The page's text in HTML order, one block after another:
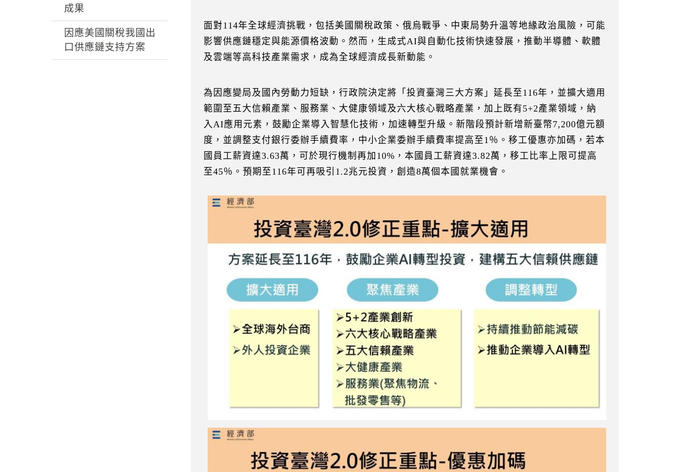
成果
因應美國關稅我國出
口供應鏈支持方案
面對114年全球經濟挑戰，包括美國關稅政策、俄烏戰爭、中東局勢升溫等地緣政治風險，可能
影響供應鏈穩定與能源價格波動。然而，生成式AI與自動化技術快速發展，推動半導體、軟體
及雲端等高科技產業需求，成為全球經濟成長新動能。
為因應變局及國內勞動力短缺，行政院決定將「投資臺灣三大方案」延長至116年，並擴大適用
範圍至五大信賴產業、服務業、大健康領域及六大核心戰略產業，加上既有5+2產業領域，納
入AI應用元素，鼓勵企業導入智慧化技術，加速轉型升級。新階段預計新增新臺幣7,200億元額
度，並調整支付銀行委辦手續費率，中小企業委辦手續費率提高至1％。移工優惠亦加碼，若本
國員工薪資達3.63萬，可於現行機制再加10%，本國員工薪資達3.82萬，移工比率上限可提高
至45％。預期至116年可再吸引1.2兆元投資，創造8萬個本國就業機會。